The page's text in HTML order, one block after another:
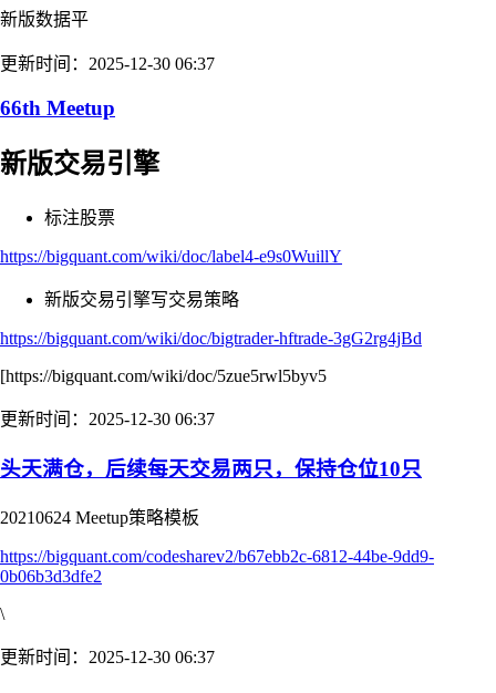
新版数据平
更新时间：2025-12-30 06:37
66th Meetup
新版交易引擎
标注股票
https://bigquant.com/wiki/doc/label4-e9s0WuillY
新版交易引擎写交易策略
https://bigquant.com/wiki/doc/bigtrader-hftrade-3gG2rg4jBd
[https://bigquant.com/wiki/doc/5zue5rwl5byv5
更新时间：2025-12-30 06:37
头天满仓，后续每天交易两只，保持仓位10只
20210624 Meetup策略模板
https://bigquant.com/codesharev2/b67ebb2c-6812-44be-9dd9-
0b06b3d3dfe2
\
更新时间：2025-12-30 06:37